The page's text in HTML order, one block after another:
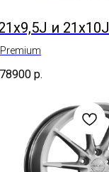
и 21x10J
Premium
78900 р.